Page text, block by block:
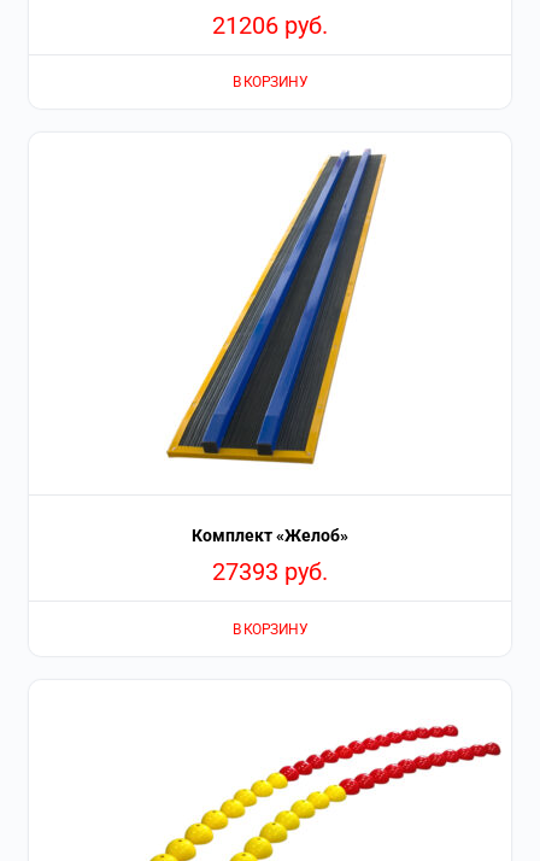
21206 руб.
В КОРЗИНУ
Комплект «Желоб»
27393 руб.
В КОРЗИНУ